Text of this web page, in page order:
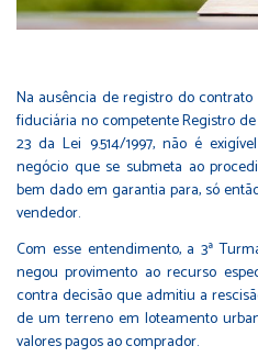
Na ausência de registro do
fiduciária no competente Registro
23 da Lei 9.514/1997, não é
negócio que se submeta ao
bem dado em garantia para, só
vendedor.
Com esse entendimento, a 3ª
negou provimento ao recurso
contra decisão que admitiu a
de um terreno em loteamento
valores pagos ao comprador.